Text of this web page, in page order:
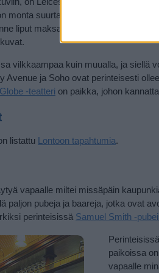
monta suurta elokuvateatteria, ja sen
liput maksavat edullisimmillaan vain
vilkkaampaa kuin muualla, ja siellä
Avenue ja Soho ovat perinteisesti
-teatteri on paikka, johon
listattu Lontoon tapahtumia.
vapaalle miltei missäpäin
paljon pubeja ja baareja, jotka ovat
perinteisissä Samuel Smith -
paikoissa
vapaalle